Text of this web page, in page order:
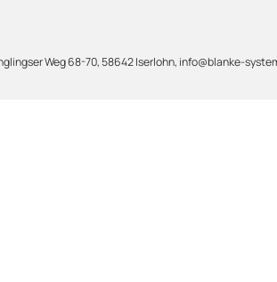
Weg 68-70, 58642 Iserlohn, info@blanke-